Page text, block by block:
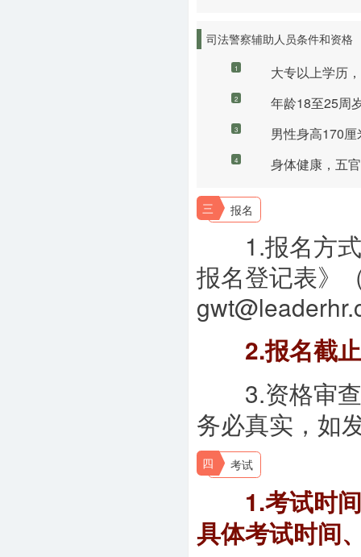
司法警察辅助人员条件和资格
1 大专以上学历
2 年龄18至25周
3 男性身高170
4 身体健康，五
三 报名
1.报名方式
报名登记表》
2.报名截
3.资格审查
务必真实，如
四 考试
1.考试时
具体考试时间